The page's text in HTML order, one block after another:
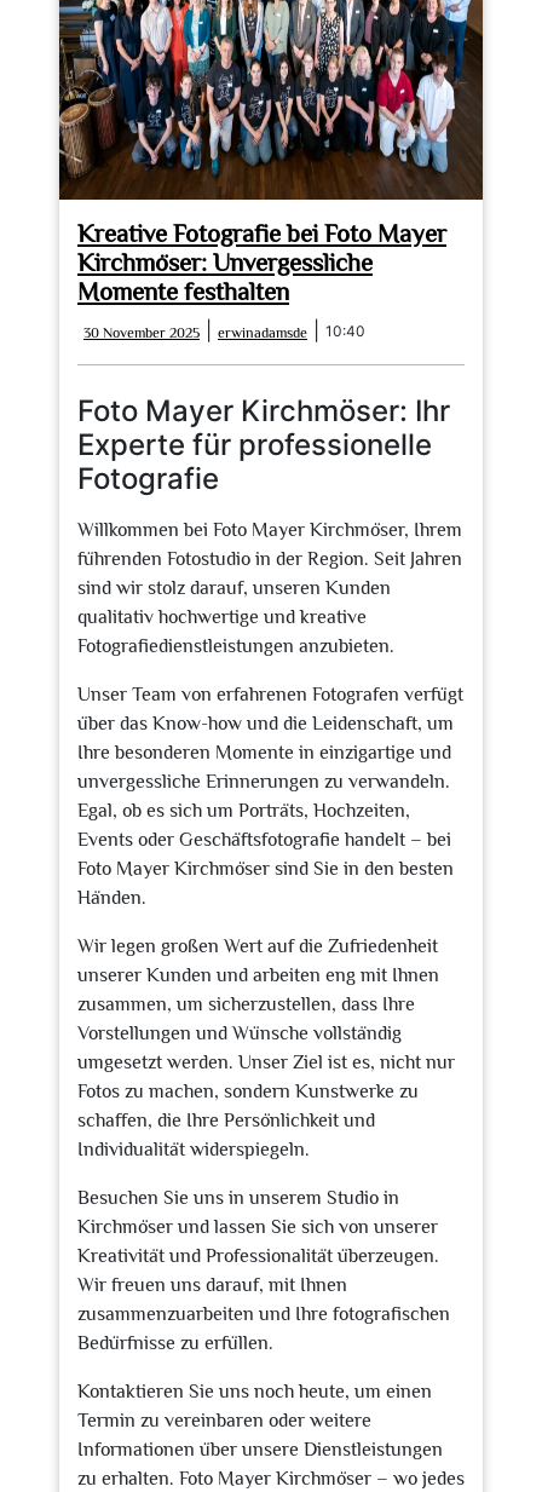
Kreative Fotografie bei Foto Mayer
Kirchmöser: Unvergessliche
Momente festhalten
30 November 2025
November
2025
erwinadamsde erwinadamsde
10:40
Foto Mayer Kirchmöser: Ihr
Experte für professionelle
Fotografie
Willkommen bei Foto Mayer Kirchmöser, Ihrem
führenden Fotostudio in der Region. Seit Jahren
sind wir stolz darauf, unseren Kunden
qualitativ hochwertige und kreative
Fotografiedienstleistungen anzubieten.
Unser Team von erfahrenen Fotografen verfügt
über das Know-how und die Leidenschaft, um
Ihre besonderen Momente in einzigartige und
unvergessliche Erinnerungen zu verwandeln.
Egal, ob es sich um Porträts, Hochzeiten,
Events oder Geschäftsfotografie handelt – bei
Foto Mayer Kirchmöser sind Sie in den besten
Händen.
Wir legen großen Wert auf die Zufriedenheit
unserer Kunden und arbeiten eng mit Ihnen
zusammen, um sicherzustellen, dass Ihre
Vorstellungen und Wünsche vollständig
umgesetzt werden. Unser Ziel ist es, nicht nur
Fotos zu machen, sondern Kunstwerke zu
schaffen, die Ihre Persönlichkeit und
Individualität widerspiegeln.
Besuchen Sie uns in unserem Studio in
Kirchmöser und lassen Sie sich von unserer
Kreativität und Professionalität überzeugen.
Wir freuen uns darauf, mit Ihnen
zusammenzuarbeiten und Ihre fotografischen
Bedürfnisse zu erfüllen.
Kontaktieren Sie uns noch heute, um einen
Termin zu vereinbaren oder weitere
Informationen über unsere Dienstleistungen
zu erhalten. Foto Mayer Kirchmöser – wo jedes